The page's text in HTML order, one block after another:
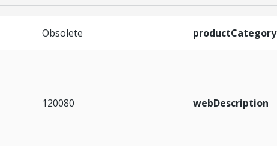
Obsolete productCategory
120080 webDescription